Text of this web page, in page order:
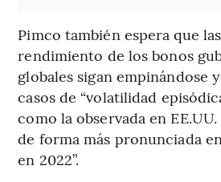
Pimco también espera que
rendimiento de los bonos
globales sigan empinándose
casos de “volatilidad
como la observada en
de forma más pronunciada
en 2022”.